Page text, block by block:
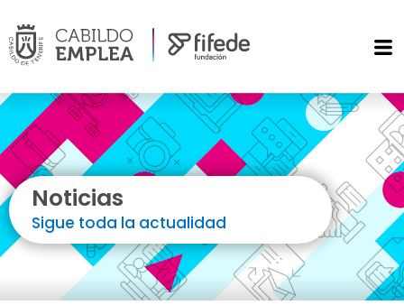
Noticias
Sigue toda la actualidad